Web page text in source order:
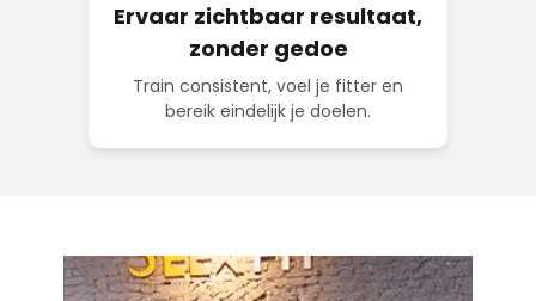
Ervaar zichtbaar resultaat,
zonder gedoe
Train consistent, voel je fitter en
bereik eindelijk je doelen.